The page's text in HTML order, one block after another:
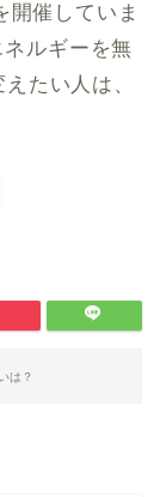
開催していま
ルギーを無
たい人は、
は？